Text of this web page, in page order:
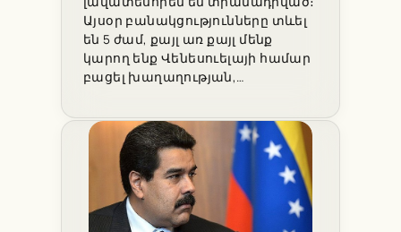
Այսօր բանակցությունները տևել
են 5 ժամ, քայլ առ քայլ մենք
կարող ենք Վենեսուելայի համար
բացել խաղաղության,…